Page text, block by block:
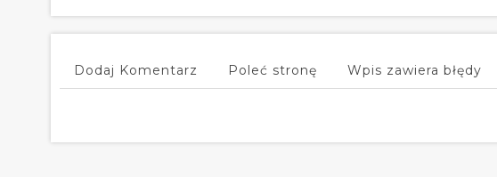
Dodaj Komentarz Poleć stronę Wpis zawiera błędy